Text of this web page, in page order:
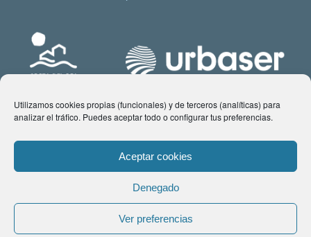
Utilizamos cookies propias (funcionales) y de terceros (analíticas) para
analizar el tráfico. Puedes aceptar todo o configurar tus preferencias.
Aceptar cookies
Denegado
Ver preferencias
© Copyright 2021 www.costadelsol.eco. Todos los derechos reservados |
Aviso legal|Política de privacidad|Política de Cookies| Contacto: